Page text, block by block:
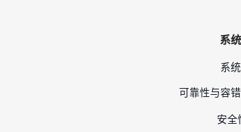
系
系
可靠性与容
安全